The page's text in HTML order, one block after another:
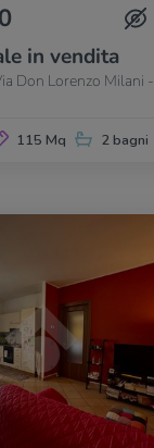
in vendita
Don Lorenzo Milani -
115 Mq 2 bagni